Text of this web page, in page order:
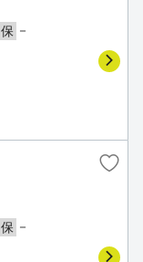
保 －
保 －